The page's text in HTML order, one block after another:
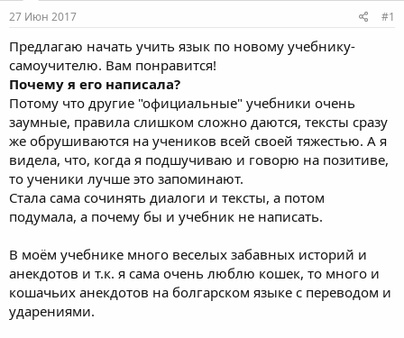
е
м
ы
а
н
и
я
27 Июн 2017 #1
Предлагаю начать учить язык по новому учебнику-
самоучителю. Вам понравится!
Почему я его написала?
Потому что другие "официальные" учебники очень
заумные, правила слишком сложно даются, тексты сразу
же обрушиваются на учеников всей своей тяжестью. А я
видела, что, когда я подшучиваю и говорю на позитиве,
то ученики лучше это запоминают.
Стала сама сочинять диалоги и тексты, а потом
подумала, а почему бы и учебник не написать.
В моём учебнике много веселых забавных историй и
анекдотов и т.к. я сама очень люблю кошек, то много и
кошачьих анекдотов на болгарском языке с переводом и
ударениями.